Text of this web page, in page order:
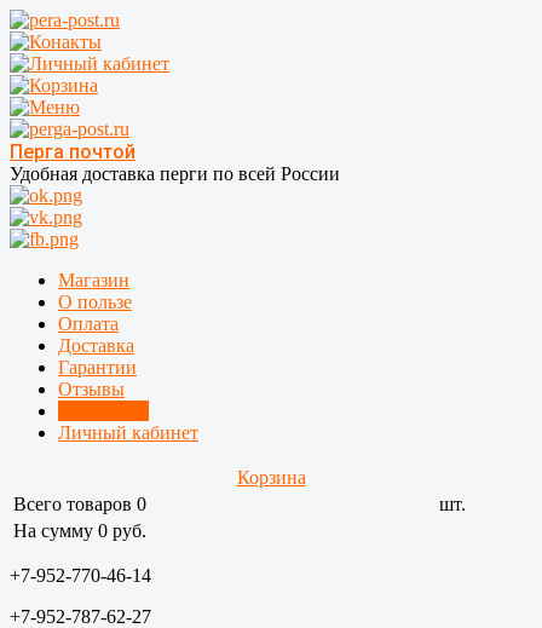
Перга почтой
Удобная доставка перги по всей России
Магазин
О пользе
Оплата
Доставка
Гарантии
Отзывы
Личный кабинет
Корзина
Всего товаров 0
шт.
На сумму 0 руб.
+7-952-770-46-14
+7-952-787-62-27